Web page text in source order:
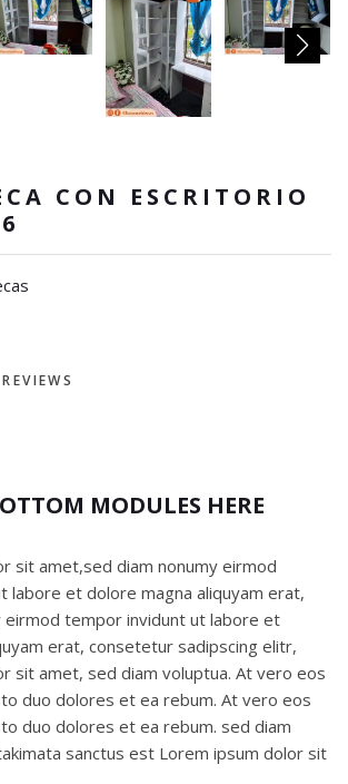
CON ESCRITORIO
REVIEWS
MODULES HERE
sit amet,sed diam nonumy eirmod
labore et dolore magna aliquyam erat,
eirmod tempor invidunt ut labore et
erat, consetetur sadipscing elitr,
sit amet, sed diam voluptua. At vero eos
duo dolores et ea rebum. At vero eos
duo dolores et ea rebum. sed diam
sanctus est Lorem ipsum dolor sit